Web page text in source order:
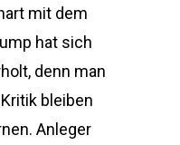
mit dem
hat sich
denn man
bleiben
Anleger